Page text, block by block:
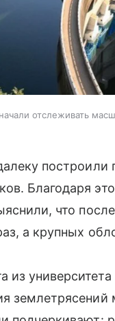
отслеживать
Благодаря
что
а крупных
землетрясений